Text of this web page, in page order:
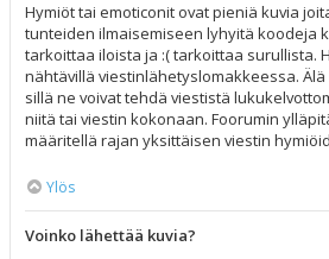
Hymiöt tai emoticonit ovat pieniä kuvia
tunteiden ilmaisemiseen lyhyitä koodeja
tarkoittaa iloista ja :( tarkoittaa surullista.
nähtävillä viestinlähetyslomakkeessa.
sillä ne voivat tehdä viestistä
niitä tai viestin kokonaan. Foorumin
määritellä rajan yksittäisen viestin
Ylös
Voinko lähettää kuvia?